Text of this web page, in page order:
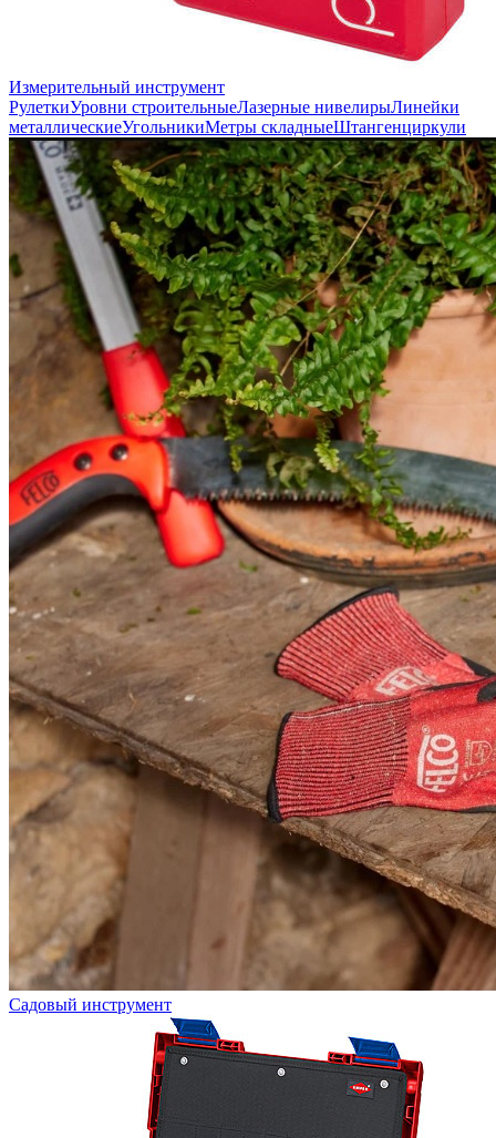
Измерительный инструмент
РулеткиУровни строительныеЛазерные нивелирыЛинейки
металлическиеУгольникиМетры складныеШтангенциркули
Садовый инструмент